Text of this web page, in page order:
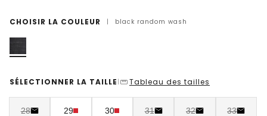
CHOISIR LA COULEUR | black random wash
SÉLECTIONNER LA TAILLE | Tableau des tailles
28 29 30 31 32 33